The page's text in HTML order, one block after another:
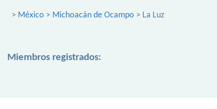
> México > Michoacán de Ocampo > La Luz
Miembros registrados: